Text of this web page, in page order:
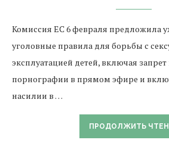
Комиссия ЕС 6 февраля предложила
уголовные правила для борьбы с
эксплуатацией детей, включая
порнографии в прямом эфире и
насилии в …
ПРОДОЛЖИТЬ